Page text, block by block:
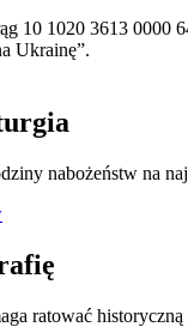
10 1020 3613 0000
Ukrainę”.
nabożeństw na
ratować